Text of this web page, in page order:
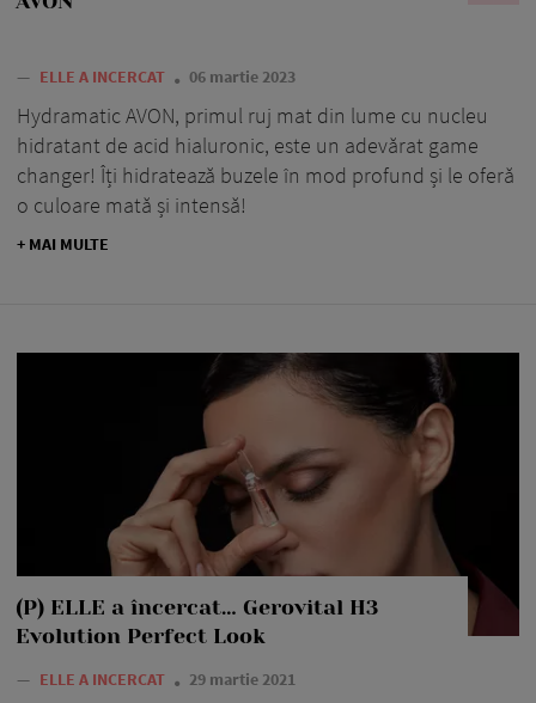
— ELLE A INCERCAT 06 martie 2023
Hydramatic AVON, primul ruj mat din lume cu nucleu
hidratant de acid hialuronic, este un adevărat game
changer! Îți hidratează buzele în mod profund și le oferă
o culoare mată și intensă!
+ MAI MULTE
(P) ELLE a încercat… Gerovital H3
Evolution Perfect Look
— ELLE A INCERCAT 29 martie 2021